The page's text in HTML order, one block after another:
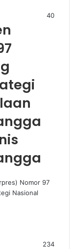
40
Nomor 97
Nasional
234